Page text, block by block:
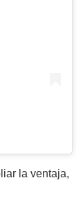
la ventaja,